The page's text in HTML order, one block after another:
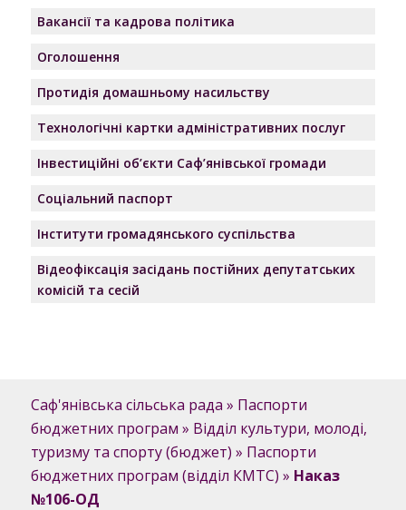
Вакансії та кадрова політика
Оголошення
Протидія домашньому насильству
Технологічні картки адміністративних послуг
Інвестиційні об’єкти Саф’янівської громади
Соціальний паспорт
Інститути громадянського суспільства
Відеофіксація засідань постійних депутатських
комісій та сесій
Саф'янівська сільська рада » Паспорти
бюджетних програм » Відділ культури, молоді,
туризму та спорту (бюджет) » Паспорти
бюджетних програм (відділ КМТС) » Наказ
№106-ОД